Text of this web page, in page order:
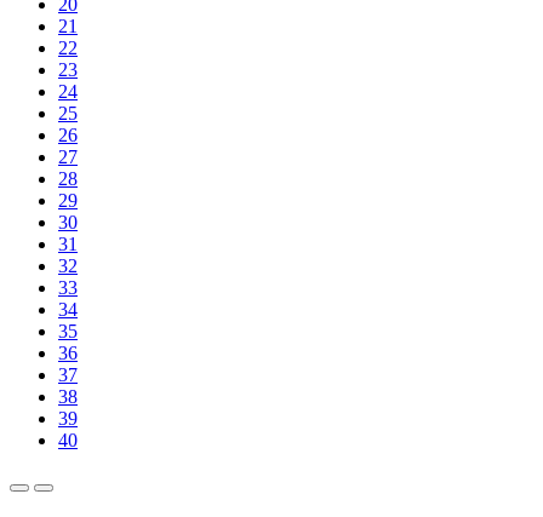
20
21
22
23
24
25
26
27
28
29
30
31
32
33
34
35
36
37
38
39
40